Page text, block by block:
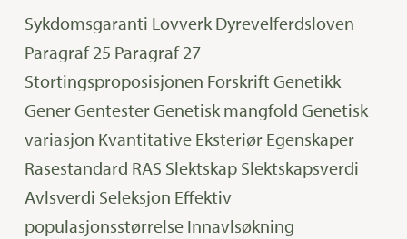
Sykdomsgaranti Lovverk Dyrevelferdsloven
Paragraf 25 Paragraf 27
Stortingsproposisjonen Forskrift Genetikk
GenerGentesterGenetisk mangfold Genetisk
variasjon Kvantitative Eksteriør Egenskaper
Rasestandard RAS Slektskap Slektskapsverdi
Avlsverdi Seleksjon Effektiv
populasjonsstørrelse Innavlsøkning